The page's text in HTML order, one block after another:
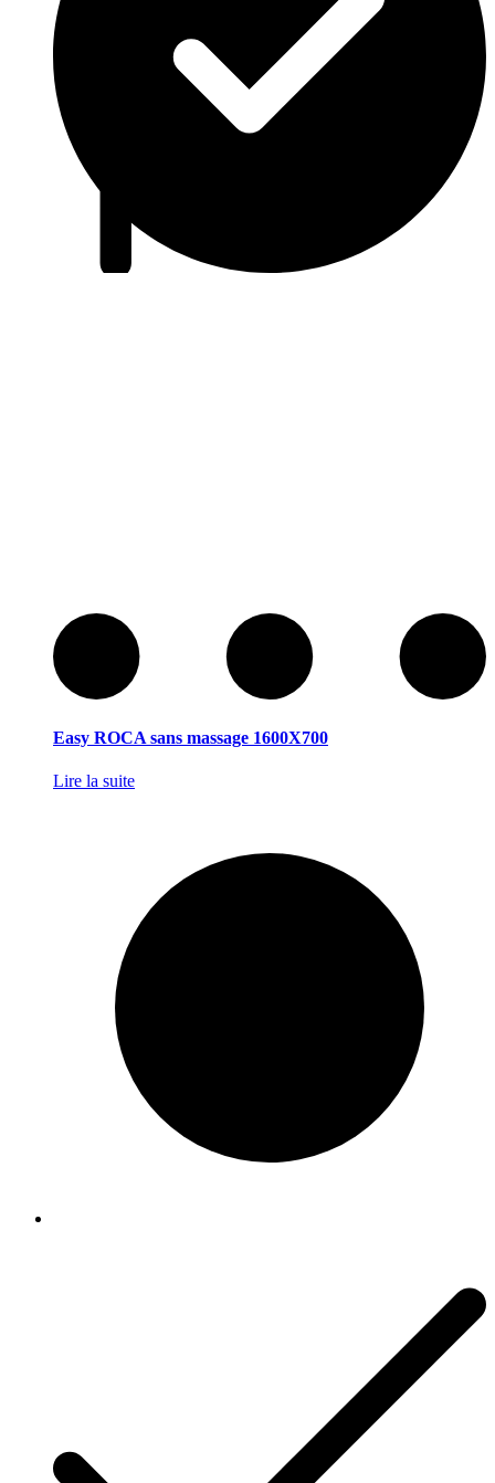
Easy ROCA sans massage 1600X700
Lire la suite